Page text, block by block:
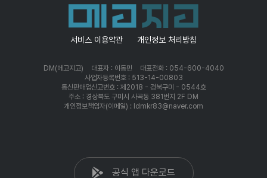
서비스 이용약관 개인정보 처리방침
DM(메고지고) 대표자 : 이동민
대표전화 : 054-600-4040
사업자등록번호 : 513-14-00803
통신판매업신고번호 : 제2018 - 경북구미 - 0544호
주소 : 경상북도 구미시 사곡동 381번지 2F DM
개인정보책임자(이메일) : ldmkr83@naver.com
공식 앱 다운로드